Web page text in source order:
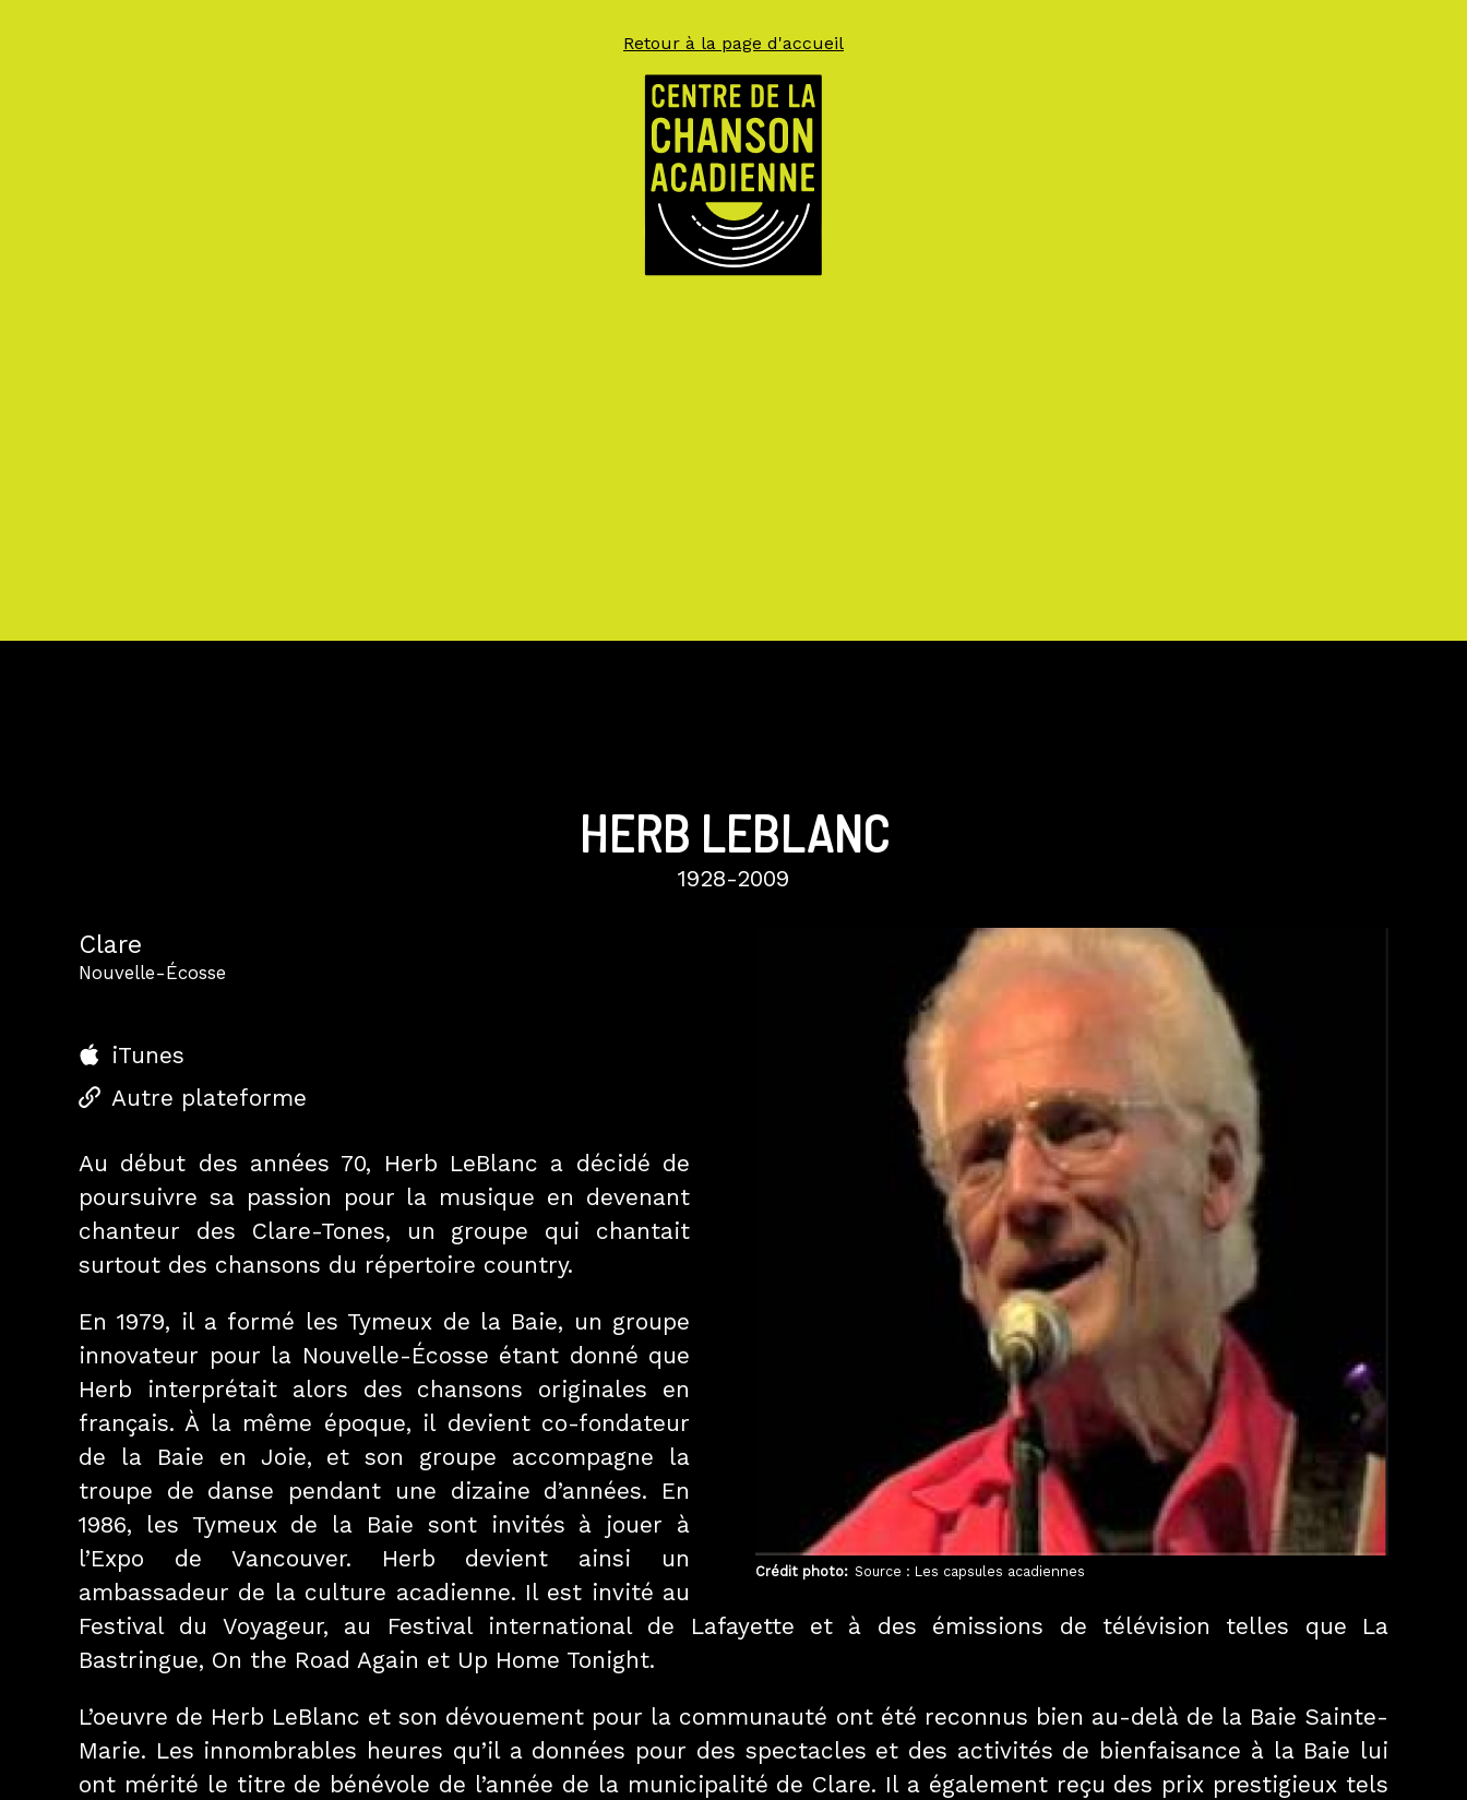
Retour à la page d'accueil
HERB LEBLANC
1928-2009
Crédit photo Source : Les capsules acadiennes
Clare
Nouvelle-Écosse
iTunes
Autre plateforme
Au début des années 70, Herb LeBlanc a décidé de
poursuivre sa passion pour la musique en devenant
chanteur des Clare-Tones, un groupe qui chantait
surtout des chansons du répertoire country.
En 1979, il a formé les Tymeux de la Baie, un groupe
innovateur pour la Nouvelle-Écosse étant donné que
Herb interprétait alors des chansons originales en
français. À la même époque, il devient co-fondateur
de la Baie en Joie, et son groupe accompagne la
troupe de danse pendant une dizaine d’années. En
1986, les Tymeux de la Baie sont invités à jouer à
l’Expo de Vancouver. Herb devient ainsi un
ambassadeur de la culture acadienne. Il est invité au
Festival du Voyageur, au Festival international de Lafayette et à des émissions de télévision telles que La
Bastringue, On the Road Again et Up Home Tonight.
L’oeuvre de Herb LeBlanc et son dévouement pour la communauté ont été reconnus bien au-delà de la Baie Sainte-
Marie. Les innombrables heures qu’il a données pour des spectacles et des activités de bienfaisance à la Baie lui
ont mérité le titre de bénévole de l’année de la municipalité de Clare. Il a également reçu des prix prestigieux tels